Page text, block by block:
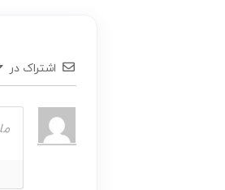
اشتراک در